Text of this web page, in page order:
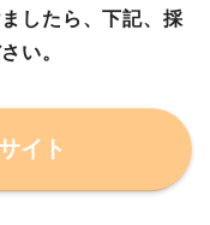
したら、下記、採
い。
イト